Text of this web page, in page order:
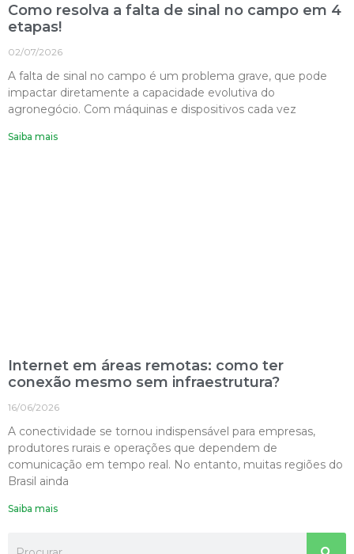
Como resolva a falta de sinal no campo em 4
etapas!
02/07/2026
A falta de sinal no campo é um problema grave, que pode
impactar diretamente a capacidade evolutiva do
agronegócio. Com máquinas e dispositivos cada vez
Saiba mais
Internet em áreas remotas: como ter
conexão mesmo sem infraestrutura?
16/06/2026
A conectividade se tornou indispensável para empresas,
produtores rurais e operações que dependem de
comunicação em tempo real. No entanto, muitas regiões do
Brasil ainda
Saiba mais